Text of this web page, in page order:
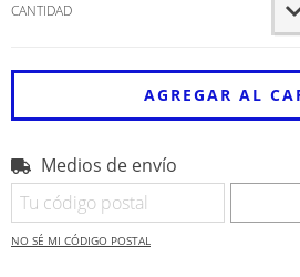
CANTIDAD
Entregas para el CP:
Medios de envío
NO SÉ MI CÓDIGO POSTAL